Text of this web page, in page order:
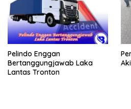
Pelindo Enggan
Bertanggungjawab Laka
Lantas Tronton